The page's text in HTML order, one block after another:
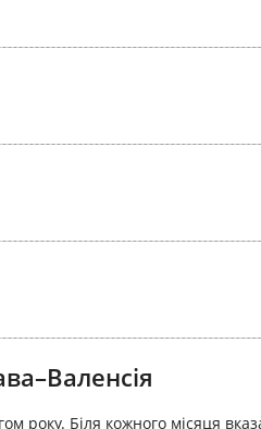
року. Біля кожного місяця